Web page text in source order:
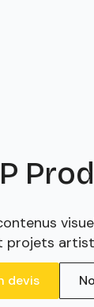
projets
devis